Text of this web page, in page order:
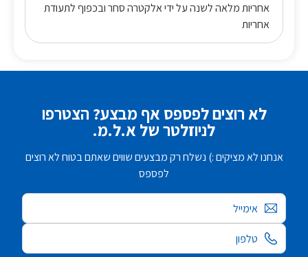
אחריות מלאה לשנה על ידי אלקטרה סחר ובכפוף לתעודת
אחריות
לא רוצים לפספס אף מבצע? הצטרפו
לניוזלטר של א.ל.מ.
אנחנו לא מציקים :) נשלח רק מבצעים שווים שאתם בטוח לא רוצים
לפספס
אימייל